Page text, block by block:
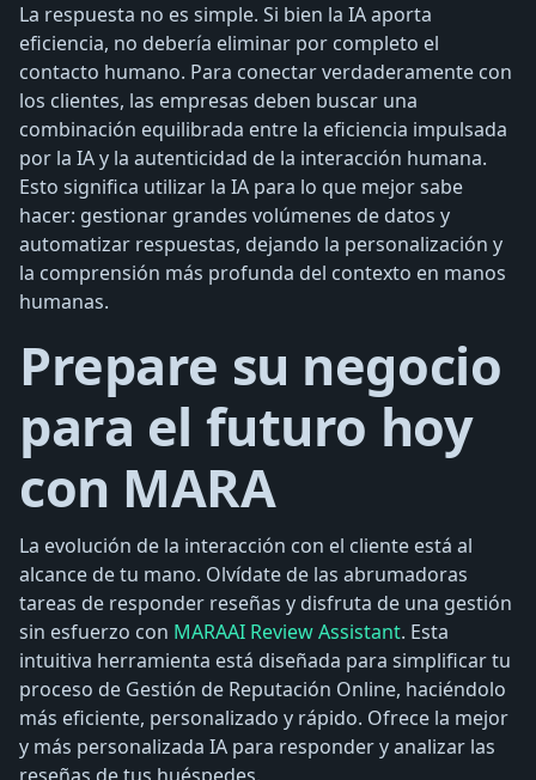
La respuesta no es simple. Si bien la IA aporta
eficiencia, no debería eliminar por completo el
contacto humano. Para conectar verdaderamente con
los clientes, las empresas deben buscar una
combinación equilibrada entre la eficiencia impulsada
por la IA y la autenticidad de la interacción humana.
Esto significa utilizar la IA para lo que mejor sabe
hacer: gestionar grandes volúmenes de datos y
automatizar respuestas, dejando la personalización y
la comprensión más profunda del contexto en manos
humanas.
Prepare su negocio
para el futuro hoy
con MARA
La evolución de la interacción con el cliente está al
alcance de tu mano. Olvídate de las abrumadoras
tareas de responder reseñas y disfruta de una gestión
sin esfuerzo con MARAAI Review Assistant. Esta
intuitiva herramienta está diseñada para simplificar tu
proceso de Gestión de Reputación Online, haciéndolo
más eficiente, personalizado y rápido. Ofrece la mejor
y más personalizada IA ​​para responder y analizar las